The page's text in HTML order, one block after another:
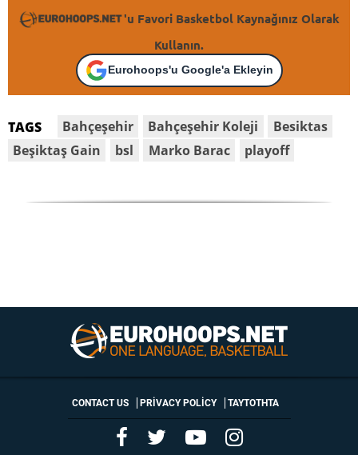
'u Favori Basketbol Kaynağınız Olarak
Kullanın.
Eurohoops'u Google'a Ekleyin
TAGS Bahçeşehir Bahçeşehir Koleji
Besiktas
Beşiktaş Gain
bsl Marko Barac playoff
CONTACT US PRIVACY POLICY ΤΑΥΤΟΤΗΤΑ